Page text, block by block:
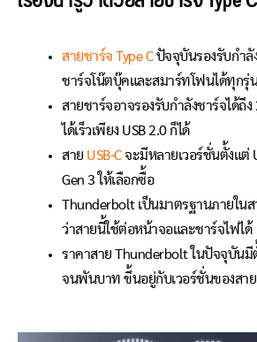
สายชาร์จ Type Cปัจจุบันรองรับกำลั
ชาร์จโน๊ตบุ๊คและสมาร์ทโฟนได้ทุกรุ่น
สายชาร์จอาจรองรับกำลังชาร์จได้ถึ
ได้เร็วเพียง USB 2.0 ก็ได้
สาย USB-Cจะมีหลายเวอร์ชั่นตั้งแต่
Gen 3 ให้เลือกซื้อ
Thunderbolt เป็นมาตรฐานภายในส
ว่าสายนี้ใช้ต่อหน้าจอและชาร์จไฟได้
ราคาสาย Thunderbolt ในปัจจุบันมี
จนพันบาท ขึ้นอยู่กับเวอร์ชั่นของสาย